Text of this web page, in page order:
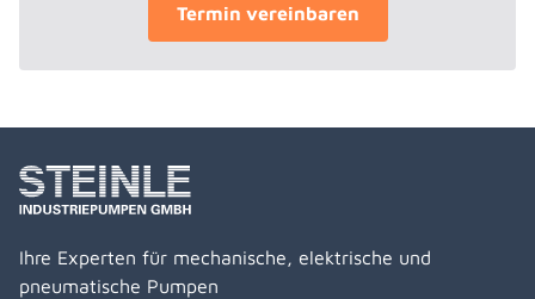
Termin vereinbaren
Ihre Experten für mechanische, elektrische und
pneumatische Pumpen